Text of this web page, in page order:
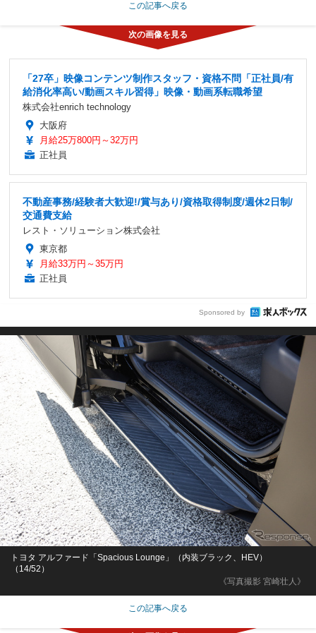
この記事へ戻る
「27卒」映像コンテンツ制作スタッフ・資格不問「正社員/有
給消化率高い/動画スキル習得」映像・動画系転職希望
株式会社enrich technology
大阪府
月給25万800円～32万円
正社員
不動産事務/経験者大歓迎!/賞与あり/資格取得制度/週休2日制/
交通費支給
レスト・ソリューション株式会社
東京都
月給33万円～35万円
正社員
Sponsored by
《写真撮影 宮崎壮人》
トヨタ アルファード「Spacious Lounge」（内装ブラック、HEV）
（14/52）
この記事へ戻る